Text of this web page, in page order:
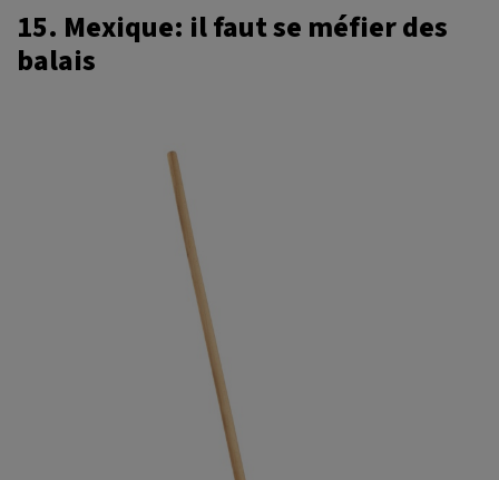
15. Mexique: il faut se méfier des
balais